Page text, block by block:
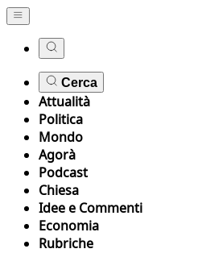
Cerca
Attualità
Politica
Mondo
Agorà
Podcast
Chiesa
Idee e Commenti
Economia
Rubriche